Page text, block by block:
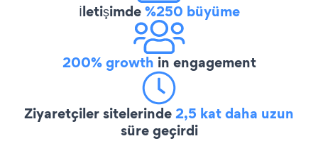
İletişimde%250 büyüme
200% growth in engagement
Ziyaretçiler sitelerinde2,5 kat daha uzun
süre geçirdi